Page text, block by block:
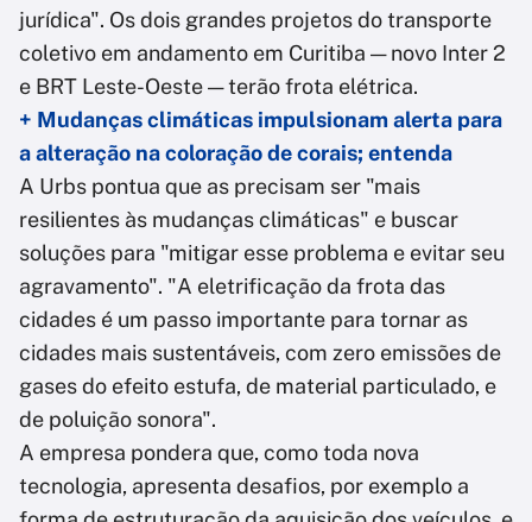
jurídica". Os dois grandes projetos do transporte
coletivo em andamento em Curitiba — novo Inter 2
e BRT Leste-Oeste — terão frota elétrica.
+ Mudanças climáticas impulsionam alerta para
a alteração na coloração de corais; entenda
A Urbs pontua que as precisam ser "mais
resilientes às mudanças climáticas" e buscar
soluções para "mitigar esse problema e evitar seu
agravamento". "A eletrificação da frota das
cidades é um passo importante para tornar as
cidades mais sustentáveis, com zero emissões de
gases do efeito estufa, de material particulado, e
de poluição sonora".
A empresa pondera que, como toda nova
tecnologia, apresenta desafios, por exemplo a